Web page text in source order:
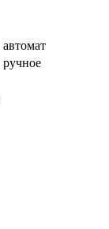
автомат
ручное